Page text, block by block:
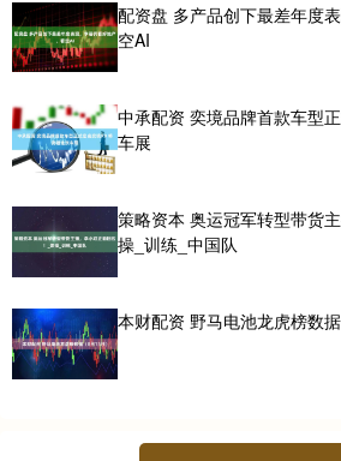
配资盘 多产品创下最差年度
空AI
中承配资 奕境品牌首款车型
车展
策略资本 奥运冠军转型带货
操_训练_中国队
本财配资 野马电池龙虎榜数据